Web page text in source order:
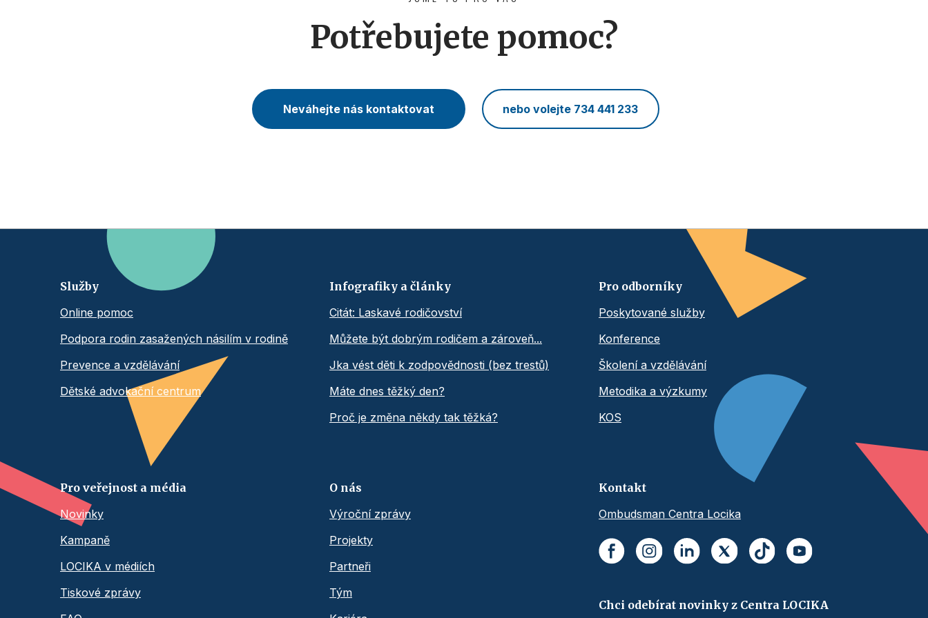
Potřebujete pomoc?
Neváhejte nás kontaktovat nebo volejte 734 441 233
Služby
Online pomoc
Podpora rodin zasažených násilím v rodině
Prevence a vzdělávání
Dětské advokační centrum
Infografiky a články
Citát: Laskavé rodičovství
Můžete být dobrým rodičem a zároveň...
Jka vést děti k zodpovědnosti (bez trestů)
Máte dnes těžký den?
Proč je změna někdy tak těžká?
Pro odborníky
Poskytované služby
Konference
Školení a vzdělávání
Metodika a výzkumy
KOS
Pro veřejnost a média
Novinky
Kampaně
LOCIKA v médiích
Tiskové zprávy
O nás
Výroční zprávy
Projekty
Partneři
Tým
Kontakt
Ombudsman Centra Locika
Chci odebírat novinky z Centra LOCIKA